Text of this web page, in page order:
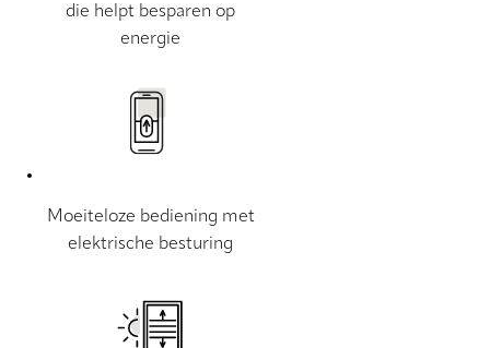
die helpt besparen op
energie
Moeiteloze bediening met
elektrische besturing